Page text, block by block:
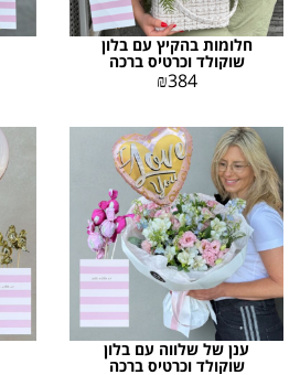
חלומות בהקיץ עם בלון
שוקולד וכרטיס ברכה
₪384
ענן של שלווה עם בלון
שוקולד וכרטיס ברכה